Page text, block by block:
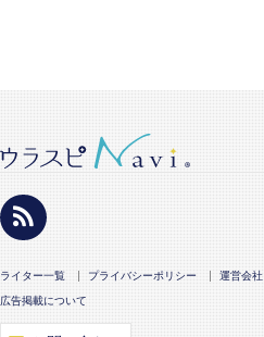
ライター一覧 プライバシーポリシー 運営会社
広告掲載について